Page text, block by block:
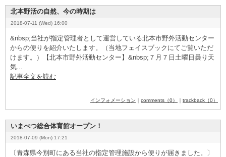
北本野活の自然、今の時期は
2018-07-11 (Wed) 16:00
&­n­b­s­p­;当社が指定管理者として運営している北本市野外活動センター
からの便りを紹介いたします。（当地フェイスブックにてご覧いただ
けます。）【北本市野外活動センター】&­n­b­s­p­;７月７日土曜日曇り天
気...
記事全文を読む
インフォメーション ｜ comments（0） ｜ trackback（0）
いまべつ総合体育館オープン！
2018-07-09 (Mon) 17:21
〔青森県今別町にある当社の指定管理施設から便りが届きました。〕